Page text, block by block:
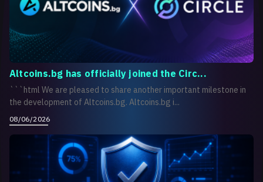
Altcoins.bg has officially joined the Circ...
```html We are pleased to share another important milestone in
the development of Altcoins.bg. Altcoins.bg i...
08/06/2026